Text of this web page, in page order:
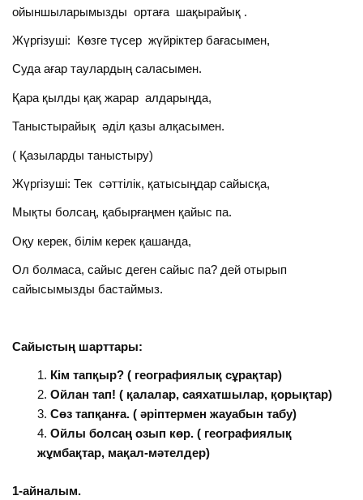
ойыншыларымызды ортаға шақырайық .
Жүргізуші: Көзге түсер жүйріктер бағасымен,
Суда ағар таулардың саласымен.
Қара қылды қақ жарар алдарыңда,
Таныстырайық әділ қазы алқасымен.
( Қазыларды таныстыру)
Жүргізуші: Тек сәттілік, қатысыңдар сайысқа,
Мықты болсаң, қабырғаңмен қайыс па.
Оқу керек, білім керек қашанда,
Ол болмаса, сайыс деген сайыс па? дей отырып
сайысымызды бастаймыз.
Сайыстың шарттары:
Кім тапқыр?( географиялық сұрақтар)
Ойлан тап! ( қалалар, саяхатшылар, қорықтар)
Сөз тапқанға. ( әріптермен жауабын табу)
Ойлы болсаң озып көр. ( географиялық
жұмбақтар, мақал-мәтелдер)
1-айналым.